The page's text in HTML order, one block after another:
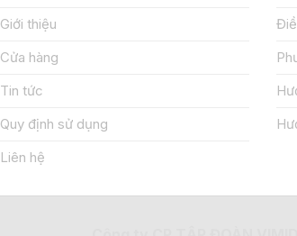
Giới thiệu
Cửa hàng
Tin tức
Quy định sử dụng
Liên hệ